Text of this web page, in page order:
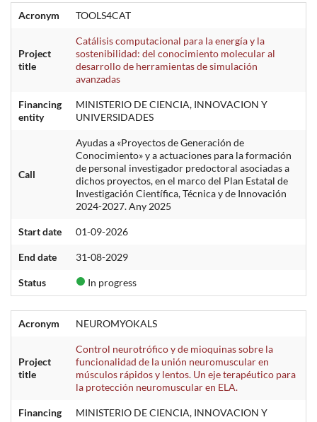
Acronym TOOLS4CAT
Project
title
Catálisis computacional para la energía y la
sostenibilidad: del conocimiento molecular al
desarrollo de herramientas de simulación
avanzadas
Financing
entity
MINISTERIO DE CIENCIA, INNOVACION Y
UNIVERSIDADES
Call
Ayudas a «Proyectos de Generación de
Conocimiento» y a actuaciones para la formación
de personal investigador predoctoral asociadas a
dichos proyectos, en el marco del Plan Estatal de
Investigación Científica, Técnica y de Innovación
2024-2027. Any 2025
Start date 01-09-2026
End date 31-08-2029
Status In progress
Acronym NEUROMYOKALS
Project
title
Control neurotrófico y de mioquinas sobre la
funcionalidad de la unión neuromuscular en
músculos rápidos y lentos. Un eje terapéutico para
la protección neuromuscular en ELA.
Financing
MINISTERIO DE CIENCIA, INNOVACION Y